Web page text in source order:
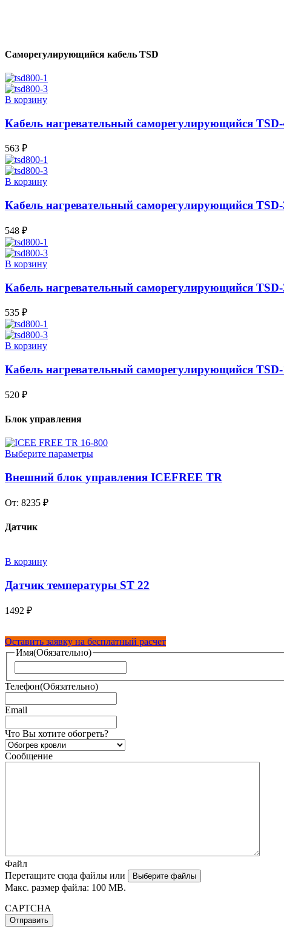
Саморегулирующийся кабель TSD
В корзину
Кабель нагревательный саморегулирующийся TSD-
563 ₽
В корзину
Кабель нагревательный саморегулирующийся TSD-
548 ₽
В корзину
Кабель нагревательный саморегулирующийся TSD-
535 ₽
В корзину
Кабель нагревательный саморегулирующийся TSD-
520 ₽
Блок управления
Выберите параметры
Внешний блок управления ICEFREE TR
От: 8235 ₽
Датчик
В корзину
Датчик температуры ST 22
1492 ₽
Оставить заявку на бесплатный расчет
Имя(Обязательно)
Телефон(Обязательно)
Email
Что Вы хотите обогреть?
Сообщение
Файл
Перетащите сюда файлы или
Выберите файлы
Макс. размер файла: 100 MB.
CAPTCHA